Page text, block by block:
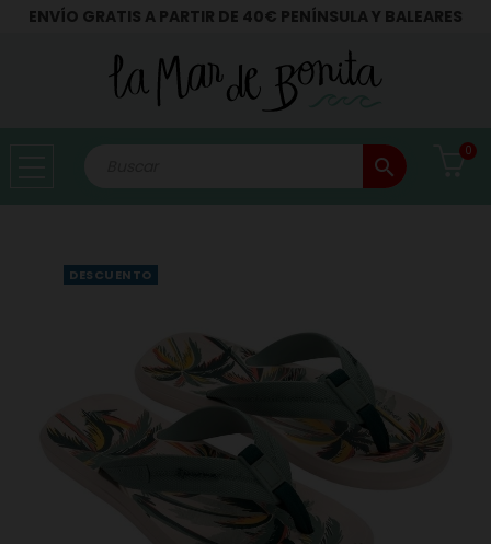
ENVÍO GRATIS A PARTIR DE 40€ PENÍNSULA Y BALEARES
search
0
DESCUENTO